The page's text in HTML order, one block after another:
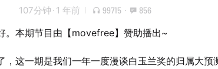
107分钟 · 1 年前 99715 · 856
。本期节目由【movefree】赞助播出~
，这一期是我们一年一度漫谈白玉兰奖的归属大预